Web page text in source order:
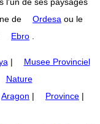
de
Ordesa ou le
Ebro
|
Musee Provinciel
Nature
Aragon | Province |